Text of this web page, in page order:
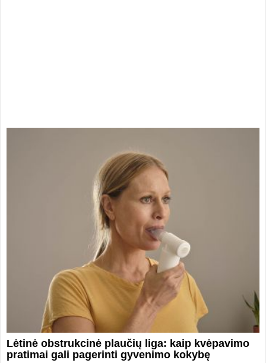
Lėtinė obstrukcinė plaučių liga: kaip kvėpavimo
pratimai gali pagerinti gyvenimo kokybę